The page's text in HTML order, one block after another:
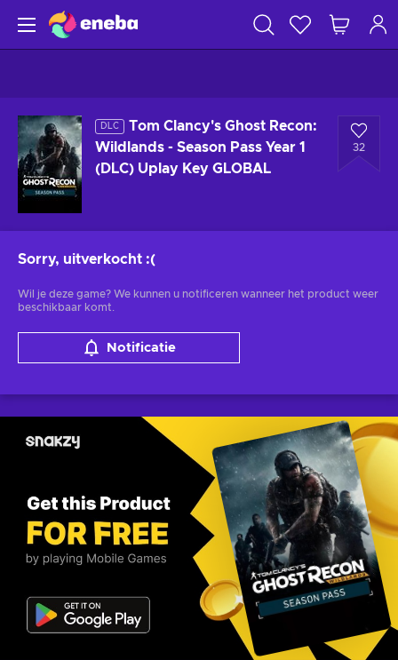
DLC
Tom Clancy's Ghost Recon:
Wildlands - Season Pass Year 1
(DLC) Uplay Key GLOBAL
32
Sorry, uitverkocht :(
Wil je deze game? We kunnen u notificeren wanneer het product weer
beschikbaar komt.
Notificatie